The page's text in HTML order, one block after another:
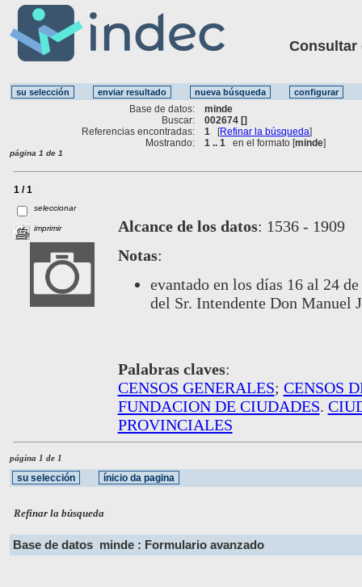
Consultar
Base de datos:
minde
Buscar:
002674 []
Referencias encontradas:
1 [Refinar la búsqueda]
Mostrando:
1 .. 1 en el formato [minde]
página 1 de 1
1 / 1
seleccionar
imprimir Alcance de los datos: 1536 - 1909
Notas:
evantado en los días 16 al 24
del Sr. Intendente Don Manuel
Palabras claves:
CENSOS GENERALES; CENSOS
FUNDACION DE CIUDADES.
PROVINCIALES
página 1 de 1
Refinar la búsqueda
Base de datos minde : Formulario avanzado